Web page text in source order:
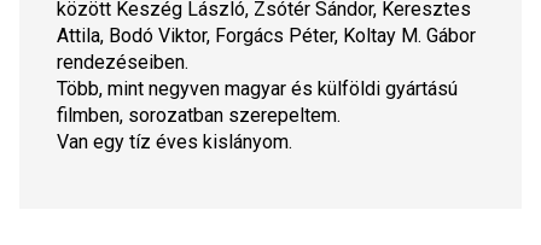
között Keszég László, Zsótér Sándor, Keresztes
Attila, Bodó Viktor, Forgács Péter, Koltay M. Gábor
rendezéseiben.
Több, mint negyven magyar és külföldi gyártású
filmben, sorozatban szerepeltem.
Van egy tíz éves kislányom.